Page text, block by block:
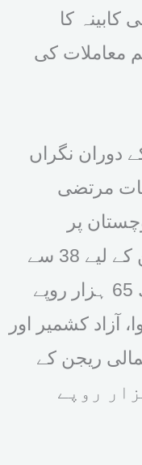
کا
معاملات کی
دوران نگراں
مرتضی
پر
مشتمل ملک کے جنوبی ریجن کے لیے 38 سے
42 دنوں کا حج پیکیج 10 لاکھ 65 ہزار روپے
آزاد کشمیر اور
ریجن کے
کے لیے 10 لاکھ 75 ہزار روپے